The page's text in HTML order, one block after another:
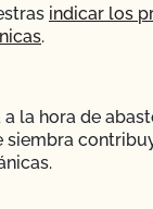
indicar los
.
la hora de
siembra